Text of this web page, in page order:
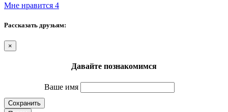
Мне нравится 4
Рассказать друзьям:
×
Давайте познакомимся
Ваше имя
Сохранить